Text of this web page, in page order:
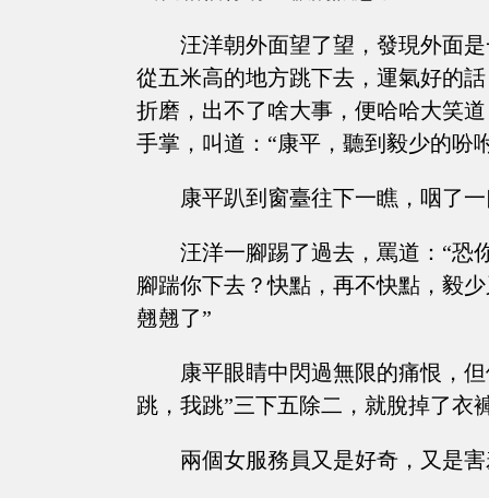
汪洋朝外面望了望，發現外面
從五米高的地方跳下去，運氣好的
折磨，出不了啥大事，便哈哈大笑
手掌，叫道：“康平，聽到毅少的吩
康平趴到窗臺往下一瞧，咽了
汪洋一腳踢了過去，罵道：“恐
腳踹你下去？快點，再不快點，毅
翹翹了”
康平眼睛中閃過無限的痛恨，
跳，我跳”三下五除二，就脫掉了衣
兩個女服務員又是好奇，又是